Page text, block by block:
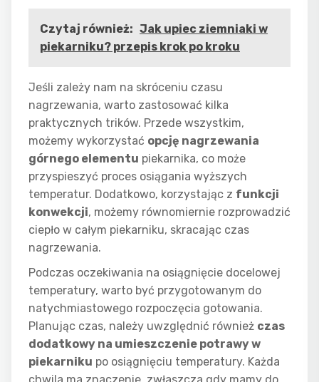
Czytaj również: Jak upiec ziemniaki w
piekarniku? przepis krok po kroku
Jeśli zależy nam na skróceniu czasu
nagrzewania, warto zastosować kilka
praktycznych trików. Przede wszystkim,
możemy wykorzystać opcję nagrzewania
górnego elementu piekarnika, co może
przyspieszyć proces osiągania wyższych
temperatur. Dodatkowo, korzystając z funkcji
konwekcji, możemy równomiernie rozprowadzić
ciepło w całym piekarniku, skracając czas
nagrzewania.
Podczas oczekiwania na osiągnięcie docelowej
temperatury, warto być przygotowanym do
natychmiastowego rozpoczęcia gotowania.
Planując czas, należy uwzględnić również czas
dodatkowy na umieszczenie potrawy w
piekarniku po osiągnięciu temperatury. Każda